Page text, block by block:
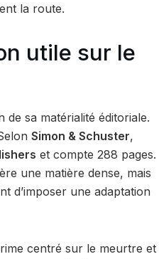
la route.
utile sur le
de sa matérialité éditoriale.
Simon & Schuster,
et compte 288 pages.
une matière dense, mais
d’imposer une adaptation
centré sur le meurtre et